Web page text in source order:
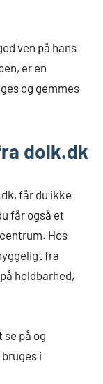
ven på hans
er en
og gemmes
dolk.dk
får du ikke
får også et
Hos
fra
holdbarhed,
på og
i